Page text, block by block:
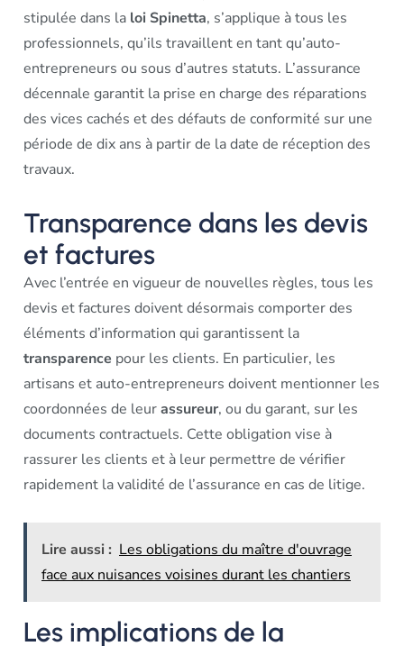
stipulée dans la loi Spinetta, s’applique à tous les
professionnels, qu’ils travaillent en tant qu’auto-
entrepreneurs ou sous d’autres statuts. L’assurance
décennale garantit la prise en charge des réparations
des vices cachés et des défauts de conformité sur une
période de dix ans à partir de la date de réception des
travaux.
Transparence dans les devis
et factures
Avec l’entrée en vigueur de nouvelles règles, tous les
devis et factures doivent désormais comporter des
éléments d’information qui garantissent la
transparence pour les clients. En particulier, les
artisans et auto-entrepreneurs doivent mentionner les
coordonnées de leurassureur, ou du garant, sur les
documents contractuels. Cette obligation vise à
rassurer les clients et à leur permettre de vérifier
rapidement la validité de l’assurance en cas de litige.
Lire aussi : Les obligations du maître d'ouvrage
face aux nuisances voisines durant les chantiers
Les implications de la